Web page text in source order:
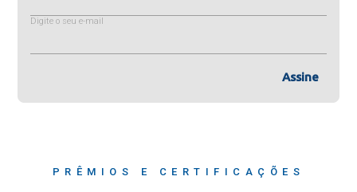
Digite o seu e-mail
Assine
PRÊMIOS E CERTIFICAÇÕES